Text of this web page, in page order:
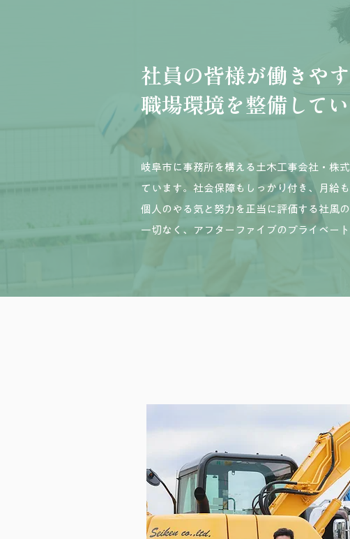
社員の皆様が働きや
職場環境を整備して
岐阜市に事務所を構える土木工事会社・株
ています。社会保障もしっかり付き、月給
個人のやる気と努力を正当に評価する社風
一切なく、アフターファイブのプライベー